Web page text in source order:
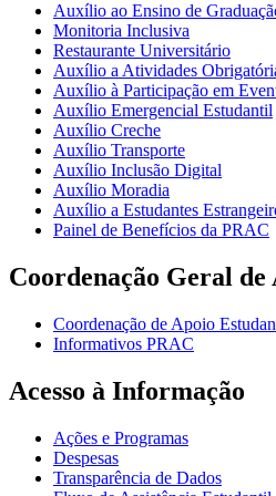
Auxílio ao Ensino de
Monitoria Inclusiva
Restaurante Universitário
Auxílio a Atividades
Auxílio à Participação em
Auxílio Emergencial Estudantil
Auxílio Creche
Auxílio Transporte
Auxílio Inclusão Digital
Auxílio Moradia
Auxílio a Estudantes
Painel de Benefícios da PRAC
Coordenação Geral
Coordenação de Apoio
Informativos PRAC
Acesso à Informação
Ações e Programas
Despesas
Transparência de Dados